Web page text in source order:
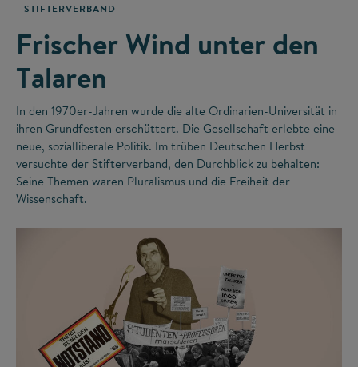
STIFTERVERBAND
Frischer Wind unter den
Talaren
In den 1970er-Jahren wurde die alte Ordinarien-Universität in
ihren Grundfesten erschüttert. Die Gesellschaft erlebte eine
neue, sozialliberale Politik. Im trüben Deutschen Herbst
versuchte der Stifterverband, den Durchblick zu behalten:
Seine Themen waren Pluralismus und die Freiheit der
Wissenschaft.